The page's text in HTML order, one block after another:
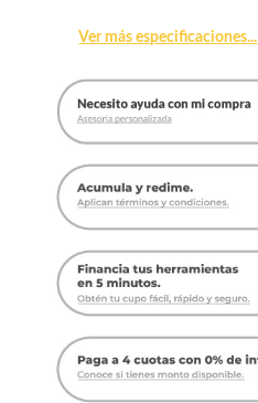
Ver más especificaciones...